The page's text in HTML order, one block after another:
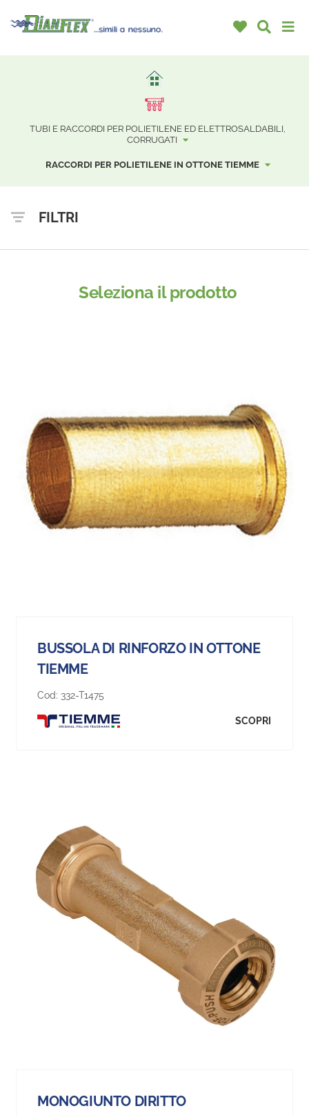
TUBI E RACCORDI PER POLIETILENE ED ELETTROSALDABILI,
CORRUGATI
RACCORDI PER POLIETILENE IN OTTONE TIEMME
FILTRI
Seleziona il prodotto
BUSSOLA DI RINFORZO IN OTTONE
TIEMME
Cod: 332-T1475
SCOPRI
MONOGIUNTO DIRITTO